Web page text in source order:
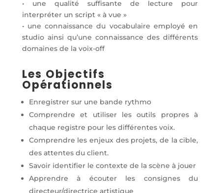
• une qualité suffisante de lecture pour
interpréter un script « à vue »
• une connaissance du vocabulaire employé en
studio ainsi qu’une connaissance des différents
domaines de la voix-off
Les Objectifs
Opérationnels
Enregistrer sur une bande rythmo
Comprendre et utiliser les outils propres à
chaque registre pour les différentes voix.
Comprendre les enjeux des projets, de la cible,
des attentes du client.
Savoir identifier le contexte de la scène à jouer
Apprendre à écouter les consignes du
directeur/directrice artistique